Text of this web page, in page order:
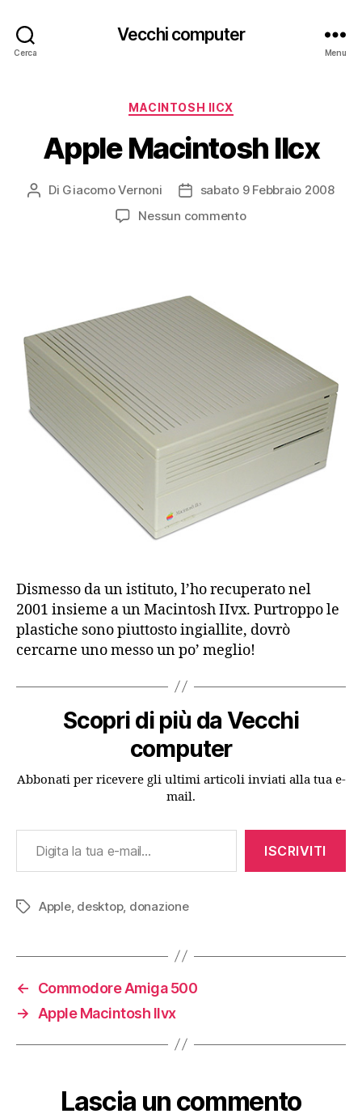
Cerca
Vecchi computer
Menu
Categorie
MACINTOSH IICX
Apple Macintosh IIcx
Autore
Di Giacomo Vernoni
Datasabato 9 Febbraio 2008
Nessun commentosu
Dismesso da un istituto, l’ho recuperato nel
2001 insieme a un Macintosh IIvx. Purtroppo le
plastiche sono piuttosto ingiallite, dovrò
cercarne uno messo un po’ meglio!
Scopri di più da Vecchi
computer
Abbonati per ricevere gli ultimi articoli inviati alla tua e-
mail.
Digita la tua e-mail...
ISCRIVITI
Tag Apple, desktop, donazione
←
Commodore Amiga 500
→
Apple Macintosh IIvx
Lascia un commento